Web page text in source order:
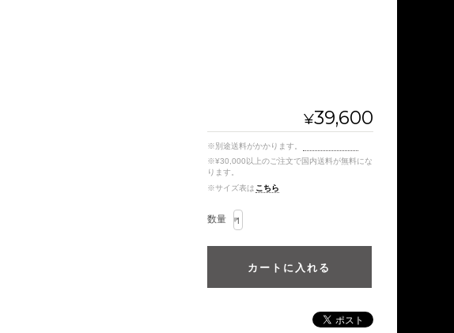
¥39,600
※別途送料がかかります。
※¥30,000以上のご注文で国内送料が無料にな
ります。
※サイズ表は こちら
数量